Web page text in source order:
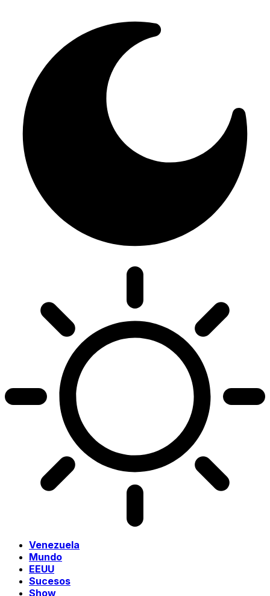
Venezuela
Mundo
EEUU
Sucesos
Show